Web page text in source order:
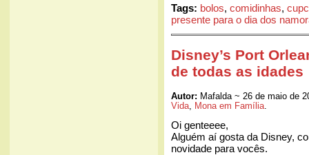
Tags: bolos, comidinhas,
presente para o dia dos
Disney’s Port
de todas as idades
Autor: Mafalda ~ 26 de maio de
Vida, Mona em Família.
Oi genteeee,
Alguém aí gosta da Disney,
novidade para vocês.